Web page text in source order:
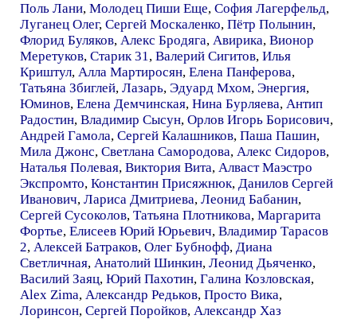
Поль Лани, Молодец Пиши Еще, София Лагерфельд,
Луганец Олег, Сергей Москаленко, Пётр Полынин,
Флорид Буляков, Алекс Бродяга, Авирика, Вионор
Меретуков, Старик 31, Валерий Сигитов, Илья
Криштул, Алла Мартиросян, Елена Панферова,
Татьяна Збиглей, Лазарь, Эдуард Мхом, Энергия,
Юминов, Елена Демчинская, Нина Бурляева, Антип
Радостин, Владимир Сысун, Орлов Игорь Борисович,
Андрей Гамола, Сергей Калашников, Паша Пашин,
Мила Джонс, Светлана Самородова, Алекс Сидоров,
Наталья Полевая, Виктория Вита, Алваст Маэстро
Экспромто, Константин Присяжнюк, Данилов Сергей
Иванович, Лариса Дмитриева, Леонид Бабанин,
Сергей Сусоколов, Татьяна Плотникова, Маргарита
Фортье, Елисеев Юрий Юрьевич, Владимир Тарасов
2, Алексей Батраков, Олег Бубнофф, Диана
Светличная, Анатолий Шинкин, Леонид Дьяченко,
Василий Заяц, Юрий Пахотин, Галина Козловская,
Alex Zima, Александр Редьков, Просто Вика,
Лоринсон, Сергей Поройков, Александр Хаз